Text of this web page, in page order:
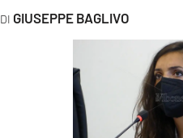
LACONAIR.IT
LACITYMAG.IT
ILREGGINO.IT
GIUSEPPE BAGLIVO